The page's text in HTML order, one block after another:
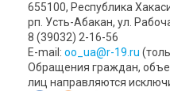
655100, Республика
рп. Усть-Абакан, ул.
8 (39032) 2-16-56
Е-mail: oo_ua@r-19.ru
Обращения граждан,
лиц направляются